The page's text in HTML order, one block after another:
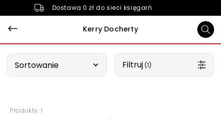
Dostawa 0 zł do sieci księgarń
Kerry Docherty
Sortowanie Filtruj (1)
Produkty: 1